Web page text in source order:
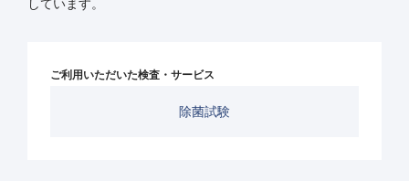
しています。
ご利用いただいた検査・サービス
除菌試験